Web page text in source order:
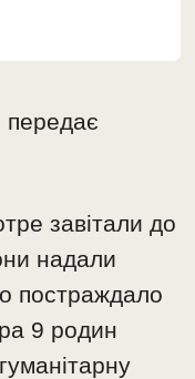
передає
завітали до
надали
постраждало
9 родин